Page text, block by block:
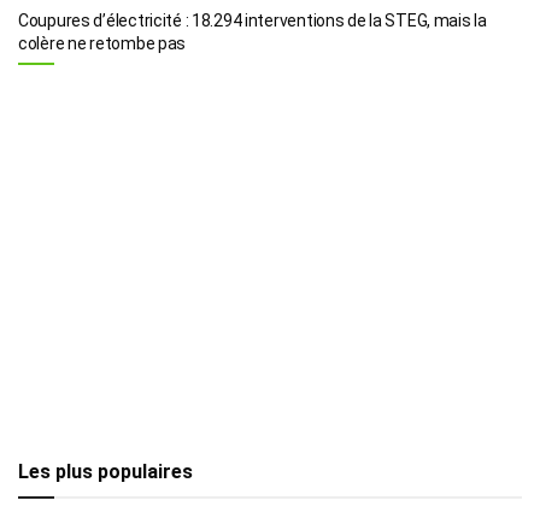
Coupures d’électricité : 18.294 interventions de la STEG, mais la
colère ne retombe pas
Les plus populaires